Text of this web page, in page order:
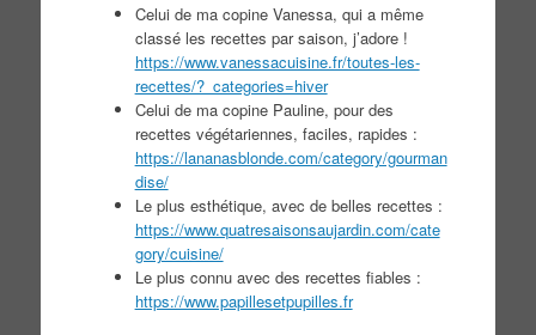
Celui de ma copine Vanessa, qui a même
classé les recettes par saison, j’adore !
https://www.vanessacuisine.fr/toutes-les-
recettes/?_categories=hiver
Celui de ma copine Pauline, pour des
recettes végétariennes, faciles, rapides :
https://lananasblonde.com/category/gourman
dise/
Le plus esthétique, avec de belles recettes :
https://www.quatresaisonsaujardin.com/cate
gory/cuisine/
Le plus connu avec des recettes fiables :
https://www.papillesetpupilles.fr